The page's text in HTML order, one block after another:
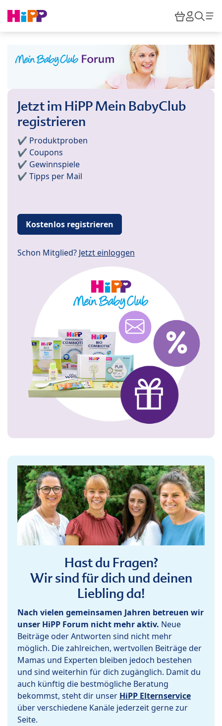
HiPP
Jetzt im HiPP Mein BabyClub
registrieren
✔️ Produktproben
✔️ Coupons
✔️ Gewinnspiele
✔️ Tipps per Mail
Kostenlos registrieren
Schon Mitglied? Jetzt einloggen
Hast du Fragen?
Wir sind für dich und deinen
Liebling da!
Nach vielen gemeinsamen Jahren betreuen wir
unser HiPP Forum nicht mehr aktiv. Neue
Beiträge oder Antworten sind nicht mehr
möglich. Die zahlreichen, wertvollen Beiträge der
Mamas und Experten bleiben jedoch bestehen
und sind weiterhin für dich zugänglich. Damit du
auch künftig die bestmögliche Beratung
bekommst, steht dir unser HiPP Elternservice
über verschiedene Kanäle jederzeit gerne zur
Seite.